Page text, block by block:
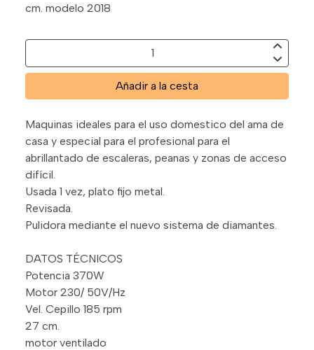
cm. modelo 2018
Añadir a la cesta
Maquinas ideales para el uso domestico del ama de
casa y especial para el profesional para el
abrillantado de escaleras, peanas y zonas de acceso
difícil.
Usada 1 vez, plato fijo metal.
Revisada.
Pulidora mediante el nuevo sistema de diamantes.
DATOS TÉCNICOS
Potencia 370W
Motor 230/ 50V/Hz
Vel. Cepillo 185 rpm
27 cm.
motor ventilado